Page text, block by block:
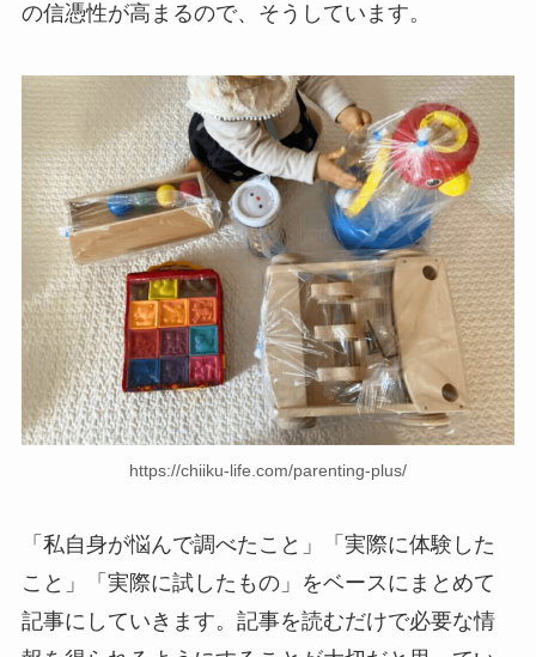
の信憑性が高まるので、そうしています。
https://chiiku-life.com/parenting-plus/
「私自身が悩んで調べたこと」「実際に体験した
こと」「実際に試したもの」をベースにまとめて
記事にしていきます。記事を読むだけで必要な情